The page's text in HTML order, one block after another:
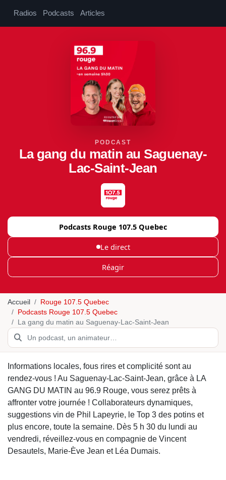
Radios Podcasts Articles
PODCAST
La gang du matin au Saguenay-
Lac-Saint-Jean
Podcasts Rouge 107.5 Quebec
Le direct
Réagir
Accueil
Rouge 107.5 Quebec
Podcasts Rouge 107.5 Quebec
La gang du matin au Saguenay-Lac-Saint-Jean
Informations locales, fous rires et complicité sont au
rendez-vous ! Au Saguenay-Lac-Saint-Jean, grâce à LA
GANG DU MATIN au 96.9 Rouge, vous serez prêts à
affronter votre journée ! Collaborateurs dynamiques,
suggestions vin de Phil Lapeyrie, le Top 3 des potins et
plus encore, toute la semaine. Dès 5 h 30 du lundi au
vendredi, réveillez-vous en compagnie de Vincent
Desautels, Marie-Ève Jean et Léa Dumais.